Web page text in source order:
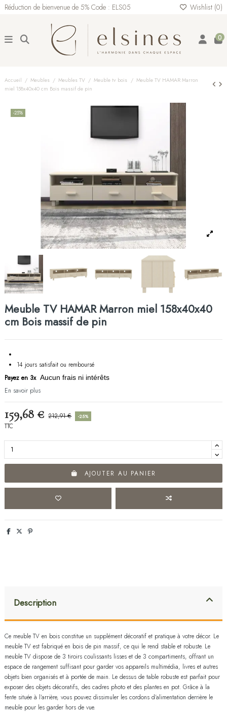
Réduction de bienvenue de 5% Code : ELS05 Wishlist (0)
0
Accueil Meubles Meubles TV Meuble tv bois
Meuble TV HAMAR Marron
miel 158x40x40 cm Bois massif de pin
-25%
Meuble TV HAMAR Marron miel 158x40x40
cm Bois massif de pin
14 jours satisfait ou remboursé
Payez en 3x Aucun frais ni intérêts
En savoir plus
159,68 € 212,91 € -25%
TTC
AJOUTER AU PANIER
Description
Ce meuble TV en bois constitue un supplément décoratif et pratique à votre décor. Le
meuble TV est fabriqué en bois de pin massif, ce qui le rend stable et robuste. Le
meuble TV dispose de 3 tiroirs coulissants lisses et de 3 compartiments, offrant un
espace de rangement suffisant pour garder vos appareils multimédia, livres et autres
objets bien organisés et à portée de main. Le dessus de table robuste est parfait pour
exposer des objets décoratifs, des cadres photo et des plantes en pot. Grâce à la
fente située à l'arrière, vous pouvez dissimuler les cordons d'alimentation derrière le
meuble pour les garder hors de vue.